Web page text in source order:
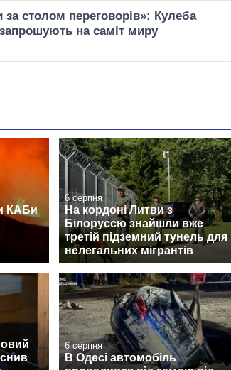
столом переговорів»: Кулеба
на саміт миру
КАБи
6 серпня
На кордоні Литви з
Білоруссю знайшли вже
третій підземний тунель для
нелегальних мігрантів
6 серпня
В Одесі автомобіль